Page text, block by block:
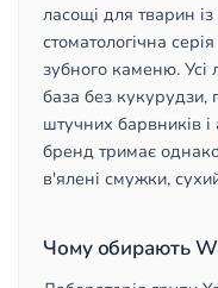
ласощі для тварин
стоматологічна
зубного каменю. Усі
база без кукурудзи,
штучних барвників
бренд тримає
в'ялені смужки,
Чому обирають